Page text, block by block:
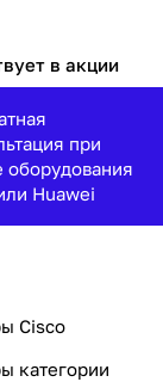
в акции
при
оборудования
Huawei
Cisco
категории